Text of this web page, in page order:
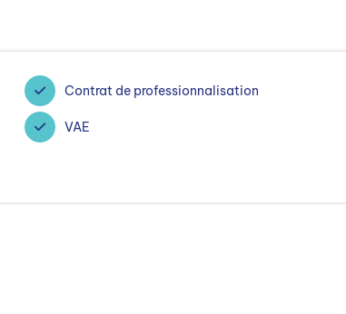
Contrat de professionnalisation
VAE